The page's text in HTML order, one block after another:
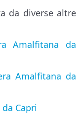
da diverse altre
Amalfitana da
Amalfitana da
Capri